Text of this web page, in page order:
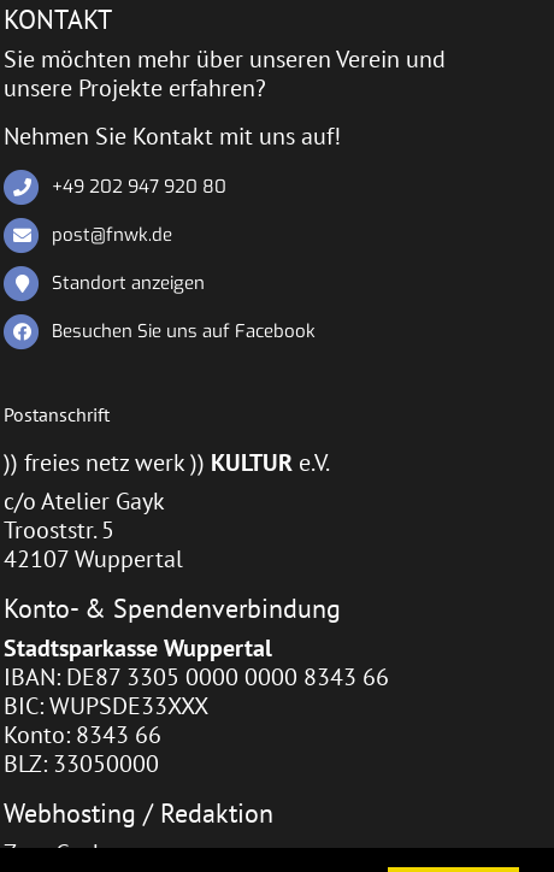
KONTAKT
Sie möchten mehr über unseren Verein und
unsere Projekte erfahren?
Nehmen Sie Kontakt mit uns auf!
+49 202 947 920 80
post@fnwk.de
Standort anzeigen
Besuchen Sie uns auf Facebook
Postanschrift
)) freies netz werk )) KULTUR e.V.
c/o Atelier Gayk
Trooststr. 5
42107 Wuppertal
Konto- & Spendenverbindung
Stadtsparkasse Wuppertal
IBAN: DE87 3305 0000 0000 8343 66
BIC: WUPSDE33XXX
Konto: 8343 66
BLZ: 33050000
Webhosting / Redaktion
Zara Gayk